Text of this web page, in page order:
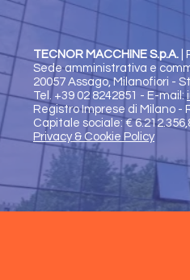
TECNOR MACCHINE S.p.A.
Sede amministrativa e
20057 Assago, Milanofiori -
Tel. +39 02 8242851 - E-mail:
Registro Imprese di Milano -
Capitale sociale: €
Privacy & Cookie Policy